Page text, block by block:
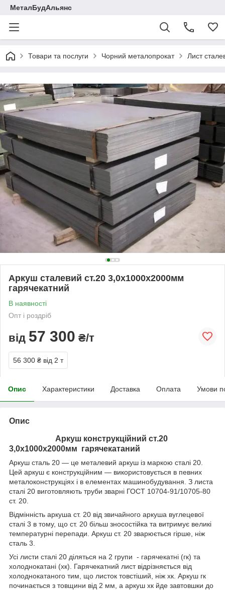
МеталБудАльянс
Товари та послуги Чорний металопрокат Лист
Аркуш сталевий ст.20 3,0х1000х2000мм
гарячекатний
В наявності
Опт і роздріб
від 57 300 ₴/т
56 300 ₴ від 2 т
Опис Характеристики Доставка Оплата Умови
Опис
Аркуш конструкційний ст.20
3,0х1000х2000мм гарячекатаний
Аркуш сталь 20 — це металевий аркуш із маркою сталі 20.
Цей аркуш є конструкційним — використовується в певних
металоконструкціях і в елементах машинобудування. З листа
сталі 20 виготовляють труби зварні ГОСТ 10704-91/10705-80
ст. 20.
Відмінність аркуша ст. 20 від звичайного аркуша вуглецевої
сталі 3 в тому, що ст. 20 більш зносостійка та витримує великі
температурні перепади. Аркуш ст. 20 зварюється гірше, ніж
сталь 3.
Усі листи сталі 20 діляться на 2 групи - гарячекатні (гк) та
холоднокатані (хк). Гарячекатний лист відрізняється від
холоднокатаного тим, що листок товстіший, ніж хк. Аркуш гк
починається з товщини від 2 мм, а аркуш хк йде завтовшки до